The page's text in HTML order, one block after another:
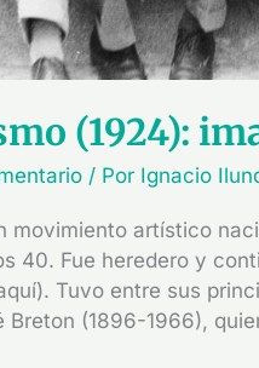
(1924):
/ Por Ignacio
movimiento artístico
40. Fue heredero y
Tuvo entre sus
Breton (1896-1966),